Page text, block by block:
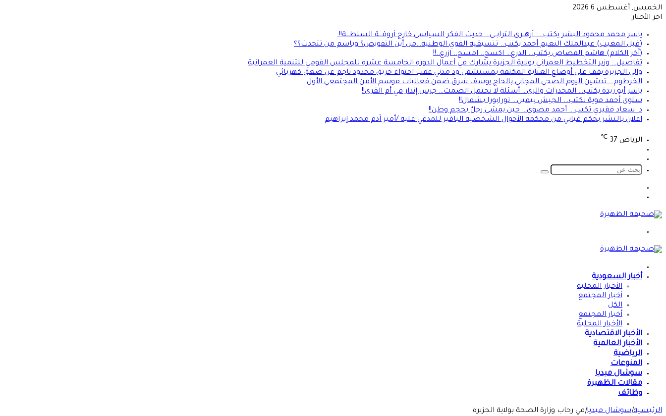
الخميس, أغسطس 6 2026
اخر الأخبار
ياسر محمد محمود البشر يكتب…. أزهــرى الترابــى… حديث الفكر السياسى خارج أروقـــة السلطـــة!!
(قبل المغيب) عبدالملك النعيم أحمد يكتب.. تنسيقية القوي الوطنية…من أين التفويض؟ وباسم من تتحدث؟؟
(آخر الكلام) هاشم القصاص يكتب… الدرع… اكسح.. امسح.. ازرع..!!
تفاصيل… وزير التخطيط العمراني بولاية الجزيرة يشارك في أعمال الدورة الخامسة عشرة للمجلس القومي للتنمية العمرانية
والي الجزيرة يقف على أوضاع العناية المكثفة بمستشفى ود مدني عقب احتواء حريق محدود ناجم عن صعق كهربائي
الخرطوم… تدشين اليوم الصحي المجاني بالحاج يوسف شرق ضمن فعاليات موسم الأمن المجتمعي الأول
ياسر أبو ريدة يكتب… المخدرات والزي… أسئلة لا تحتمل الصمت… جرس إنذار في أم القرى!!
سلوى أحمد موية تكتب… الجيش بيمين… تورابورا بشمال!!
د. سعاد فقيري تكتب… أحمد مضوي… حين يمشي رجلٌ بحجم وطن!!
اعلان بالنشر بحكم غيابي من محكمة الأحوال الشخصية الباقير للمدعي عليه /أمير آدم محمد إبراهيم
الرياض 37
℃
المظلم
بحث
أخبار السعودية
الأخبار المحلية
أخبار المجتمع
الكل
أخبار المجتمع
الأخبار المحلية
الأخبار الاقتصادية
الأخبار العالمية
الرياضية
المنوعات
سوشال ميديا
مقالات الظهيرة
وظائف
الرئيسية|سوشال ميديا|في رحاب وزارة الصحة بولاية الجزيرة